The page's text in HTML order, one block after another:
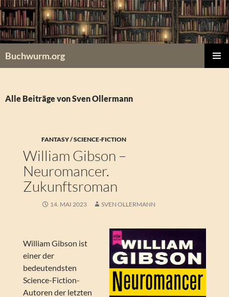
Zum
Inhalt
springen
Buchwurm.org
Alle Beiträge von Sven Ollermann
FANTASY / SCIENCE-FICTION
William Gibson –
Neuromancer.
Zukunftsroman
14. MAI 2023 SVEN OLLERMANN
William Gibson ist
einer der
bedeutendsten
Science-Fiction-
Autoren der letzten